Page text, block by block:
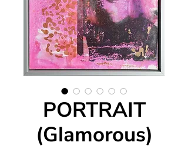
PORTRAIT
(Glamorous)